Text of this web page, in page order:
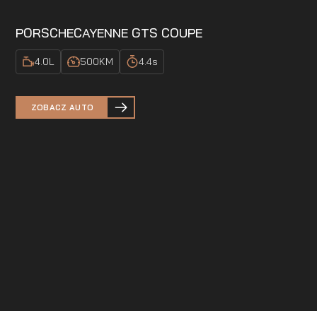
PORSCHECAYENNE GTS COUPE
4.0L 500KM 4.4s
ZOBACZ AUTO